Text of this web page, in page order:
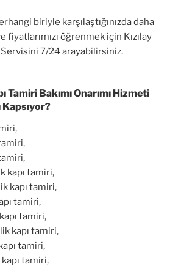
biriyle karşılaştığınızda daha
fiyatlarımızı öğrenmek için Kızılay
Servisini 7/24 arayabilirsiniz.
Tamiri Bakımı Onarımı Hizmeti
kapı tamiri,
kapı tamiri,
tamiri,
tamiri,
kapı tamiri,
tamiri,
kapı tamiri,